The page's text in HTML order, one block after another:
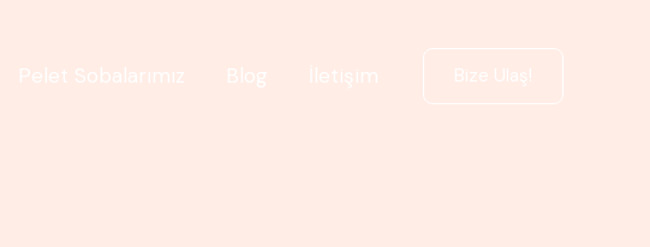
Pelet Sobalarımız Blog İletişim Bize Ulaş!